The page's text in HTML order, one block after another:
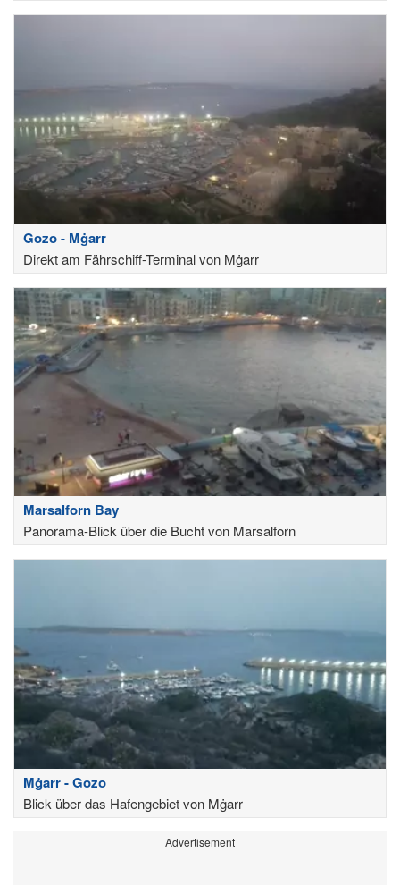
Gozo - Mġarr
Direkt am Fährschiff-Terminal von Mġarr
Marsalforn Bay
Panorama-Blick über die Bucht von Marsalforn
Mġarr - Gozo
Blick über das Hafengebiet von Mġarr
Advertisement